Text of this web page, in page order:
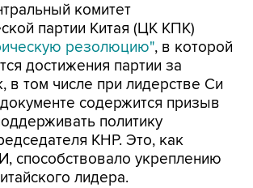
комитет
партии Китая (ЦК КПК)
резолюцию", в которой
достижения партии за
в том числе при лидерстве Си
содержится призыв
политику
КНР. Это, как
способствовало укреплению
лидера.